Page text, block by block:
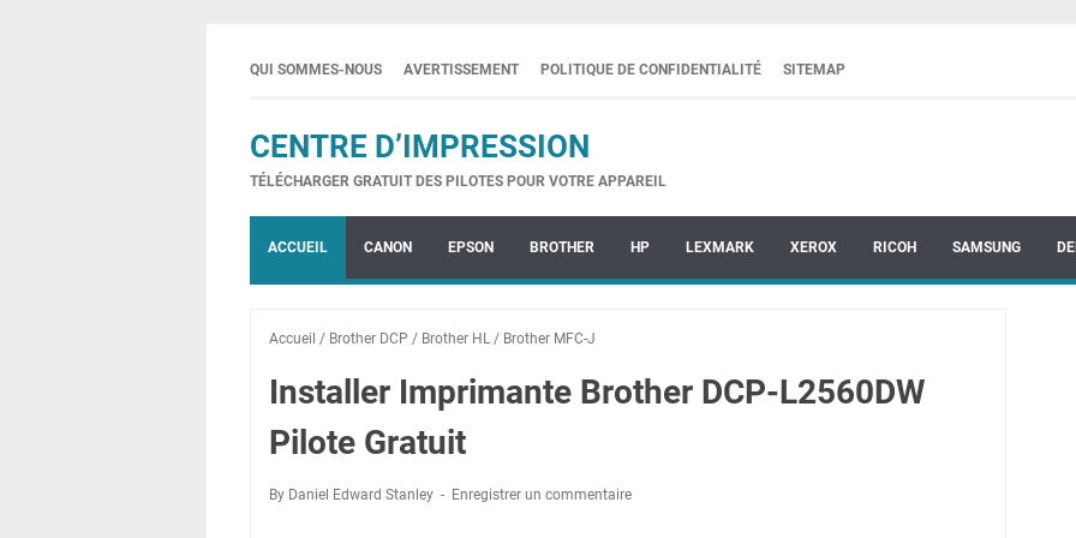
QUI SOMMES-NOUS AVERTISSEMENT POLITIQUE DE CONFIDENTIALITÉ SITEMAP
CENTRE D’IMPRESSION
TÉLÉCHARGER GRATUIT DES PILOTES POUR VOTRE APPAREIL
ACCUEIL CANON EPSON BROTHER HP LEXMARK XEROX RICOH SAMSUNG
Accueil / Brother DCP / Brother HL / Brother MFC-J
Installer Imprimante Brother DCP-L2560DW
Pilote Gratuit
By Daniel Edward Stanley Enregistrer un commentaire